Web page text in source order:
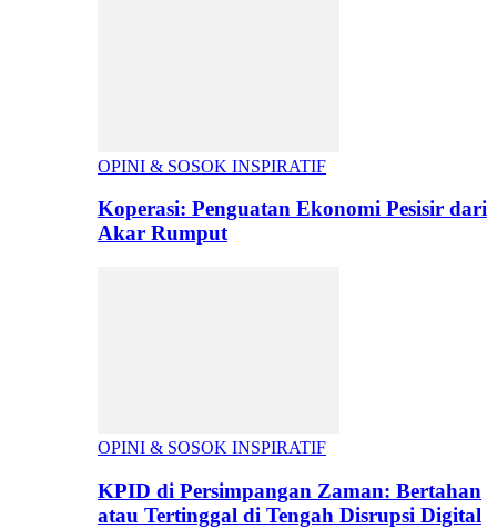
OPINI & SOSOK INSPIRATIF
Koperasi: Penguatan Ekonomi Pesisir dari
Akar Rumput
OPINI & SOSOK INSPIRATIF
KPID di Persimpangan Zaman: Bertahan
atau Tertinggal di Tengah Disrupsi Digital